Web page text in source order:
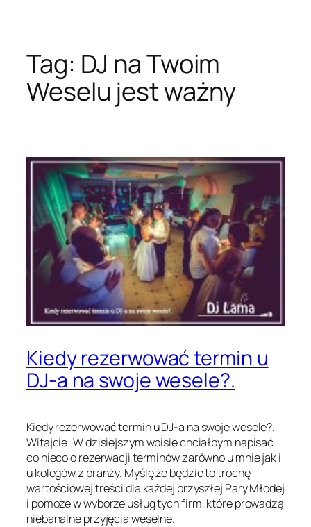
Tag: DJ na Twoim
Weselu jest ważny
Kiedy rezerwować termin u
DJ-a na swoje wesele?.
Kiedy rezerwować termin u DJ-a na swoje wesele?.
Witajcie! W dzisiejszym wpisie chciałbym napisać
co nieco o rezerwacji terminów zarówno u mnie jak i
u kolegów z branży. Myślę że będzie to trochę
wartościowej treści dla każdej przyszłej Pary Młodej
i pomoże w wyborze usług tych firm, które prowadzą
niebanalne przyjęcia weselne.